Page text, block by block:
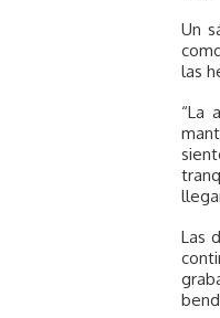
Un
las
“La
Las